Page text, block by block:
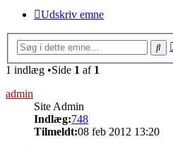
Udskriv emne
Søg
1 indlæg •Side 1 af 1
admin
Site Admin
Indlæg:748
Tilmeldt:08 feb 2012 13:20